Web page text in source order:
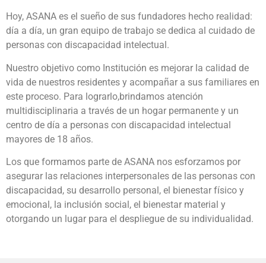
Hoy, ASANA es el sueño de sus fundadores hecho realidad:
día a día, un gran equipo de trabajo se dedica al cuidado de
personas con discapacidad intelectual.
Nuestro objetivo como Institución es mejorar la calidad de
vida de nuestros residentes y acompañar a sus familiares en
este proceso. Para lograrlo,brindamos atención
multidisciplinaria a través de un hogar permanente y un
centro de día a personas con discapacidad intelectual
mayores de 18 años.
Los que formamos parte de ASANA nos esforzamos por
asegurar las relaciones interpersonales de las personas con
discapacidad, su desarrollo personal, el bienestar físico y
emocional, la inclusión social, el bienestar material y
otorgando un lugar para el despliegue de su individualidad.